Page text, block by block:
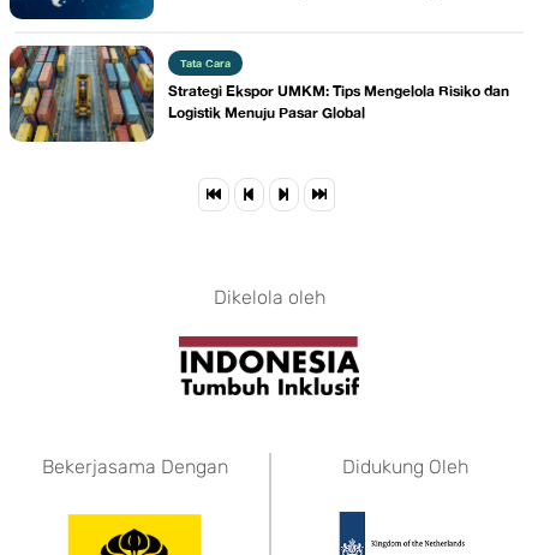
Tata Cara
Strategi Ekspor UMKM: Tips Mengelola Risiko dan
Logistik Menuju Pasar Global
Dikelola oleh
Bekerjasama Dengan Didukung Oleh